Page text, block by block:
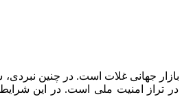
جهانی غلات است. در چنین
تراز امنیت ملی است. در این